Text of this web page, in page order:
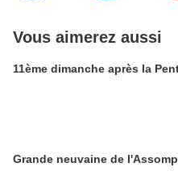
Vous aimerez aussi
11ème dimanche après la
Grande neuvaine de